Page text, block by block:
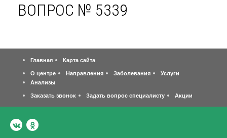
ВОПРОС № 5339
Главная
Карта сайта
О центре
Направления Заболевания
Услуги
Анализы
Заказать звонок
Задать вопрос специалисту Акции